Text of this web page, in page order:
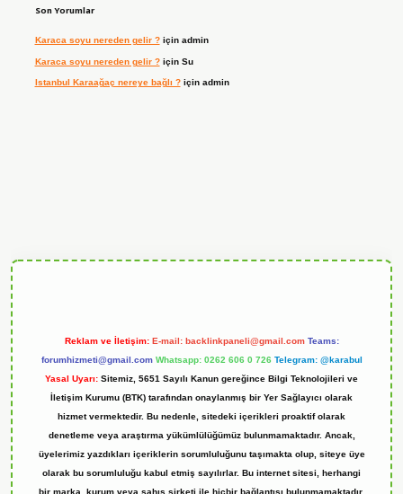
Son Yorumlar
Karaca soyu nereden gelir ?için admin
Karaca soyu nereden gelir ?için Su
Istanbul Karaağaç nereye bağlı ?için admin
Reklam ve İletişim: E-mail: backlinkpaneli@gmail.com Teams:
forumhizmeti@gmail.com Whatsapp: 0262 606 0 726 Telegram: @karabul
Yasal Uyarı: Sitemiz, 5651 Sayılı Kanun gereğince Bilgi Teknolojileri ve
İletişim Kurumu (BTK) tarafından onaylanmış bir Yer Sağlayıcı olarak
hizmet vermektedir. Bu nedenle, sitedeki içerikleri proaktif olarak
denetleme veya araştırma yükümlülüğümüz bulunmamaktadır. Ancak,
üyelerimiz yazdıkları içeriklerin sorumluluğunu taşımakta olup, siteye üye
olarak bu sorumluluğu kabul etmiş sayılırlar. Bu internet sitesi, herhangi
bir marka, kurum veya şahıs şirketi ile hiçbir bağlantısı bulunmamaktadır.